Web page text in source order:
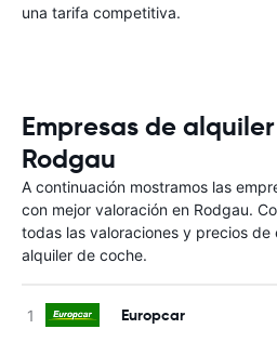
una tarifa competitiva.
Empresas de
Rodgau
A continuación mostramos las
con mejor valoración en Rodgau.
todas las valoraciones y precios de
alquiler de coche.
Europcar